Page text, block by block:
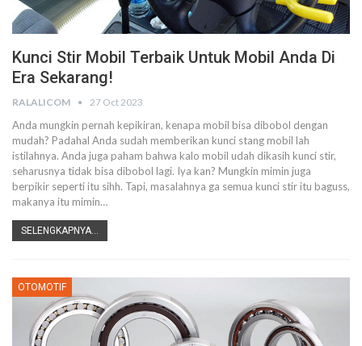
Kunci Stir Mobil Terbaik Untuk Mobil Anda Di
Era Sekarang!
RALALICOM 27 Oct 2023
Anda mungkin pernah kepikiran, kenapa mobil bisa dibobol dengan
mudah? Padahal Anda sudah memberikan kunci stang mobil lah
istilahnya. Anda juga paham bahwa kalo mobil udah dikasih kunci stir,
seharusnya tidak bisa dibobol lagi. Iya kan? Mungkin mimin juga
berpikir seperti itu sihh. Tapi, masalahnya ga semua kunci stir itu baguss,
makanya itu mimin…
SELENGKAPNYA...
OTOMOTIF